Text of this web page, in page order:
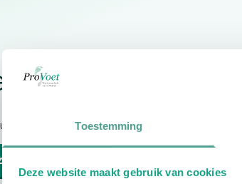
Toestemming
Deze website maakt gebruik van cookies
niet gevonden
we niet vinden.
naar een andere pedicure.